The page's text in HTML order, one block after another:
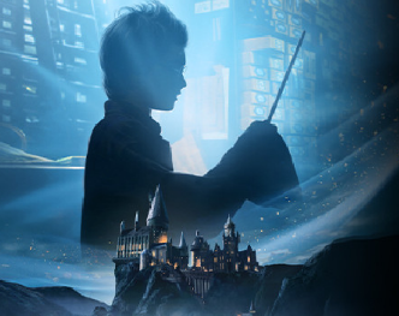
Durata: 90 min
Genere: Animazione, Avventura,
Fantascienza, Famiglia, Azione
Lingua:Italiano